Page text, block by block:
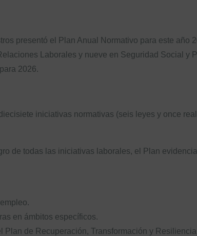
presentó el Plan Anual Normativo para este año
Laborales y nueve en Seguridad Social y
2026.
iniciativas normativas (seis leyes y once
de todas las iniciativas laborales, el Plan
en ámbitos específicos.
Plan de Recuperación, Transformación y